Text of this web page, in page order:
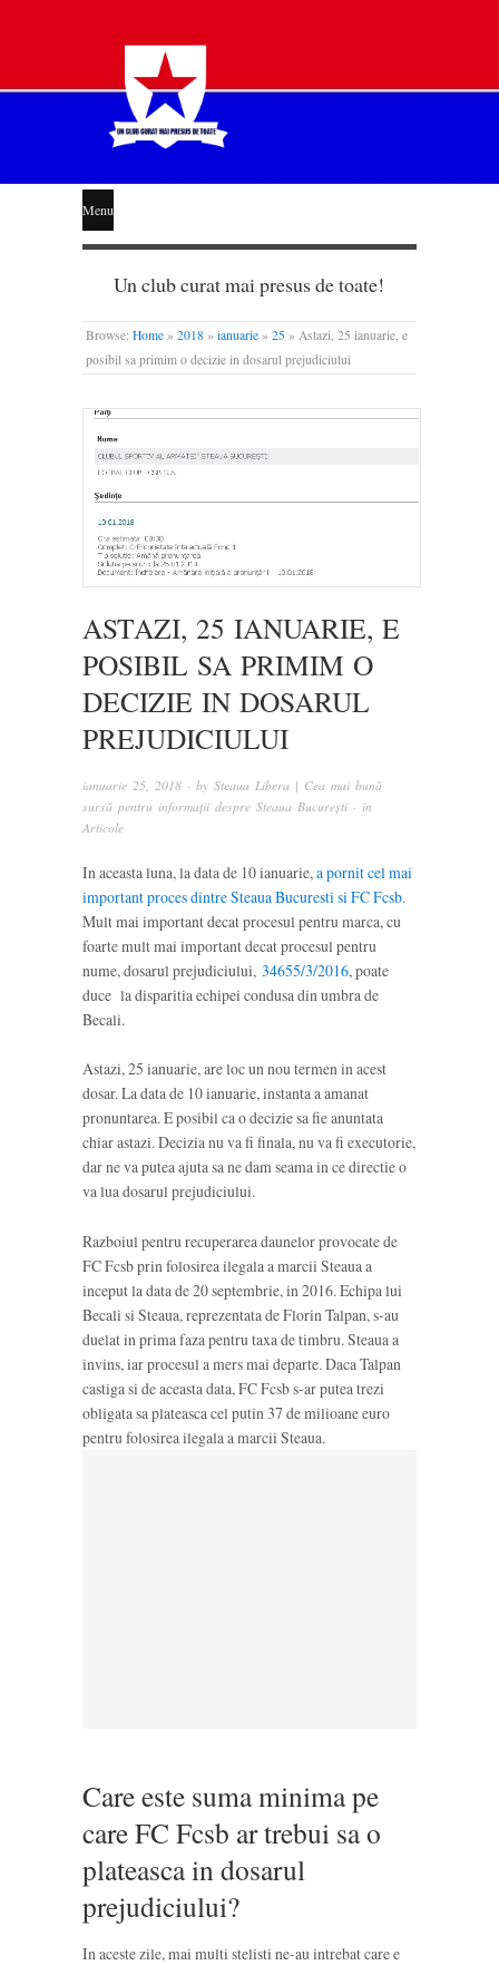
STEAUA
LIBERĂ
Menu
Un club curat mai presus de toate!
Browse: Home » 2018 » ianuarie » 25 » Astazi, 25 ianuarie, e
posibil sa primim o decizie in dosarul prejudiciului
ASTAZI, 25 IANUARIE, E
POSIBIL SA PRIMIM O
DECIZIE IN DOSARUL
PREJUDICIULUI
ianuarie 25, 2018 · by Steaua Libera | Cea mai bună
sursă pentru informații despre Steaua București · in
Articole
In aceasta luna, la data de 10 ianuarie,a pornit cel mai
important proces dintre Steaua Bucuresti si FC Fcsb.
Mult mai important decat procesul pentru marca, cu
foarte mult mai important decat procesul pentru
nume, dosarul prejudiciului, 34655/3/2016, poate
duce la disparitia echipei condusa din umbra de
Becali.
Astazi, 25 ianuarie, are loc un nou termen in acest
dosar. La data de 10 ianuarie, instanta a amanat
pronuntarea. E posibil ca o decizie sa fie anuntata
chiar astazi. Decizia nu va fi finala, nu va fi executorie,
dar ne va putea ajuta sa ne dam seama in ce directie o
va lua dosarul prejudiciului.
Razboiul pentru recuperarea daunelor provocate de
FC Fcsb prin folosirea ilegala a marcii Steaua a
inceput la data de 20 septembrie, in 2016. Echipa lui
Becali si Steaua, reprezentata de Florin Talpan, s-au
duelat in prima faza pentru taxa de timbru. Steaua a
invins, iar procesul a mers mai departe. Daca Talpan
castiga si de aceasta data, FC Fcsb s-ar putea trezi
obligata sa plateasca cel putin 37 de milioane euro
pentru folosirea ilegala a marcii Steaua.
Care este suma minima pe
care FC Fcsb ar trebui sa o
plateasca in dosarul
prejudiciului?
In aceste zile, mai multi stelisti ne-au intrebat care e